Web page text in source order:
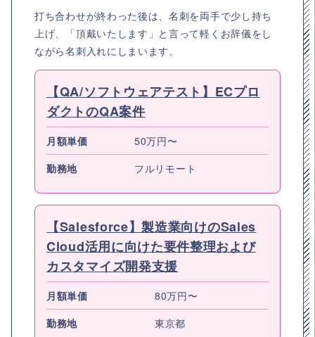
打ち合わせが終わった後は、名刺を両手で少し持ち
上げ、「頂戴いたします」と言って軽くお辞儀をし
ながら名刺入れにしまいます。
【QA/ソフトウェアテスト】ECプロ
ダクトのQA案件
月額単価
50万円〜
勤務地
フルリモート
【Salesforce】製造業向けのSales
Cloud活用に向けた要件整理および
カスタマイズ開発支援
月額単価
80万円〜
勤務地
東京都